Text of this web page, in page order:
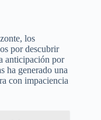
los
por descubrir
anticipación por
ha generado una
con impaciencia